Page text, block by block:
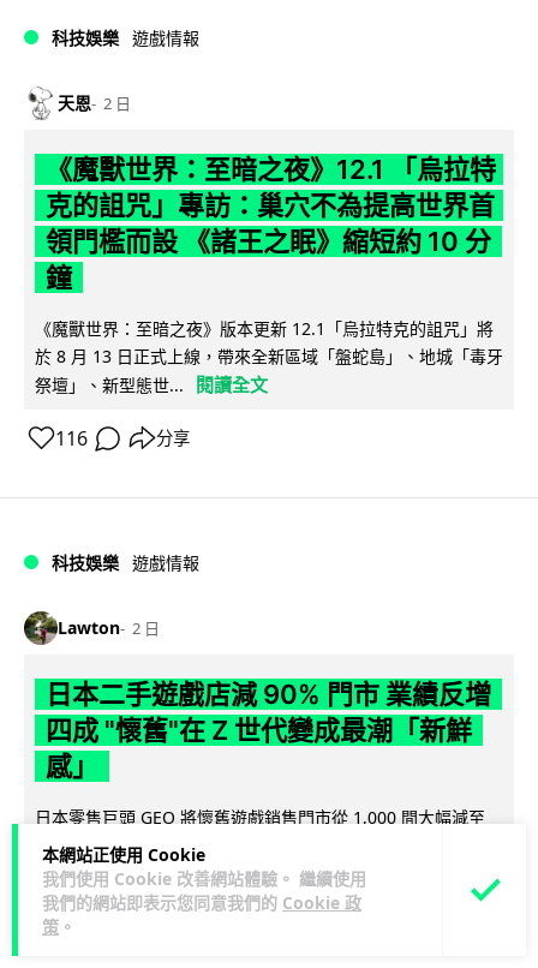
本網站正使用 Cookie
我們使用 Cookie 改善網站體驗。 繼續使用
我們的網站即表示您同意我們的 Cookie 政
策 。
科技娛樂 遊戲情報
天恩 2 日
《魔獸世界：至暗之夜》12.1 「烏拉特
克的詛咒」專訪：巢穴不為提高世界首
領門檻而設 《諸王之眠》縮短約 10 分
鐘
《魔獸世界：至暗之夜》版本更新 12.1「烏拉特克的詛咒」將
於 8 月 13 日正式上線，帶來全新區域「盤蛇島」、地城「毒牙
祭壇」、新型態世...
閱讀全文
116 分享
科技娛樂 遊戲情報
Lawton 2 日
日本二手遊戲店減 90% 門市 業績反增
四成 "懷舊"在 Z 世代變成最潮「新鮮
感」
日本零售巨頭 GEO 將懷舊遊戲銷售門市從 1,000 間大幅減至
99 間，但銷售額卻不降反升至過往的 1.4 倍。做到「減店增
收」奇蹟，... 閱讀全文
262